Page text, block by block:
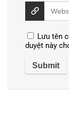
Lưu tên
duyệt này